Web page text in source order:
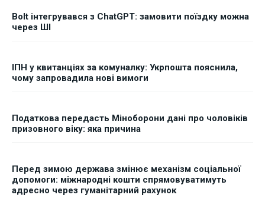
Bolt інтегрувався з ChatGPT: замовити поїздку можна
через ШІ
ІПН у квитанціях за комуналку: Укрпошта пояснила,
чому запровадила нові вимоги
Податкова передасть Міноборони дані про чоловіків
призовного віку: яка причина
Перед зимою держава змінює механізм соціальної
допомоги: міжнародні кошти спрямовуватимуть
адресно через гуманітарний рахунок